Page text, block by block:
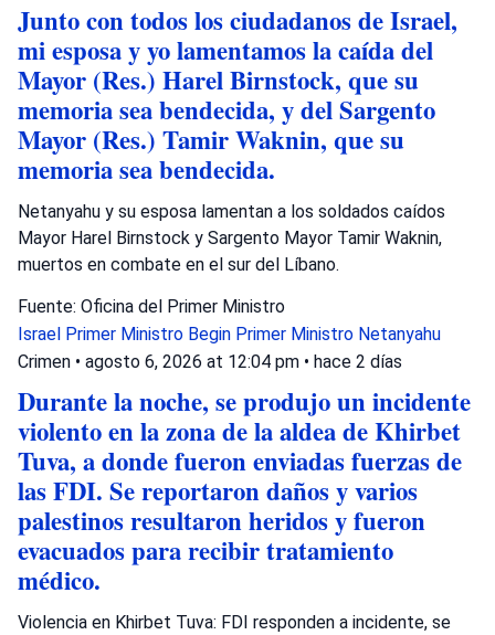
Junto con todos los ciudadanos de Israel,
mi esposa y yo lamentamos la caída del
Mayor (Res.) Harel Birnstock, que su
memoria sea bendecida, y del Sargento
Mayor (Res.) Tamir Waknin, que su
memoria sea bendecida.
Netanyahu y su esposa lamentan a los soldados caídos
Mayor Harel Birnstock y Sargento Mayor Tamir Waknin,
muertos en combate en el sur del Líbano.
Fuente: Oficina del Primer Ministro
Israel Primer Ministro Begin Primer Ministro Netanyahu
Crimen • agosto 6, 2026 at 12:04 pm • hace 2 días
Durante la noche, se produjo un incidente
violento en la zona de la aldea de Khirbet
Tuva, a donde fueron enviadas fuerzas de
las FDI. Se reportaron daños y varios
palestinos resultaron heridos y fueron
evacuados para recibir tratamiento
médico.
Violencia en Khirbet Tuva: FDI responden a incidente, se